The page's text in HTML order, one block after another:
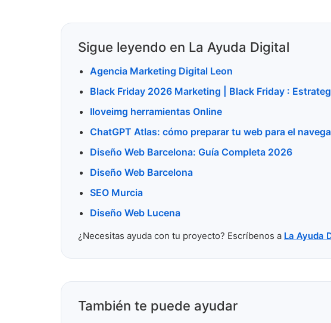
Sigue leyendo en La Ayuda Digital
Agencia Marketing Digital Leon
Black Friday 2026 Marketing | Black Friday :
Iloveimg herramientas Online
ChatGPT Atlas: cómo preparar tu web para el
Diseño Web Barcelona: Guía Completa 2026
Diseño Web Barcelona
SEO Murcia
Diseño Web Lucena
¿Necesitas ayuda con tu proyecto? Escríbenos a La Ayuda
También te puede ayudar